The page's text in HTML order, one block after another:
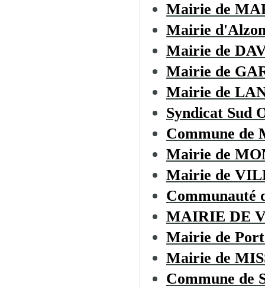
Mairie de
Mairie
Mairie de
Mairie de
Mairie de
Syndicat Sud
Commune de
Mairie de
Mairie de
Communauté
MAIRIE DE
Mairie de
Mairie de
Commune de